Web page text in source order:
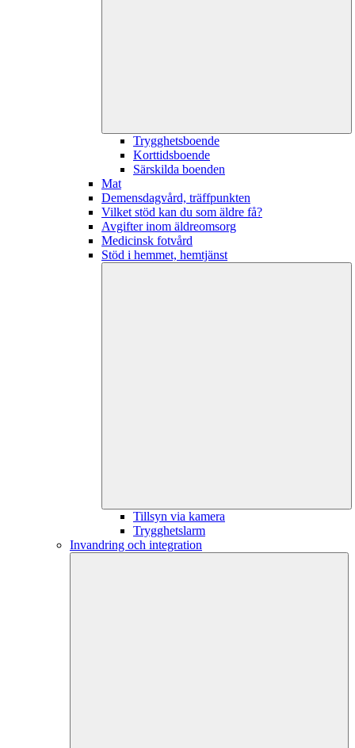
Trygghetsboende
Korttidsboende
Särskilda boenden
Mat
Demensdagvård, träffpunkten
Vilket stöd kan du som äldre få?
Avgifter inom äldreomsorg
Medicinsk fotvård
Stöd i hemmet, hemtjänst
Tillsyn via kamera
Trygghetslarm
Invandring och integration